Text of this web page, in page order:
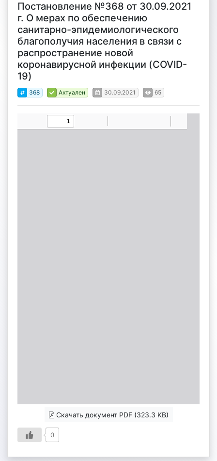
Постановление №368 от 30.09.2021
г. О мерах по обеспечению
санитарно-эпидемиологического
благополучия населения в связи с
распространение новой
коронавирусной инфекции (COVID-
19)
368 Актуален 30.09.2021 65
Скачать документ PDF (323.3 KB)
0